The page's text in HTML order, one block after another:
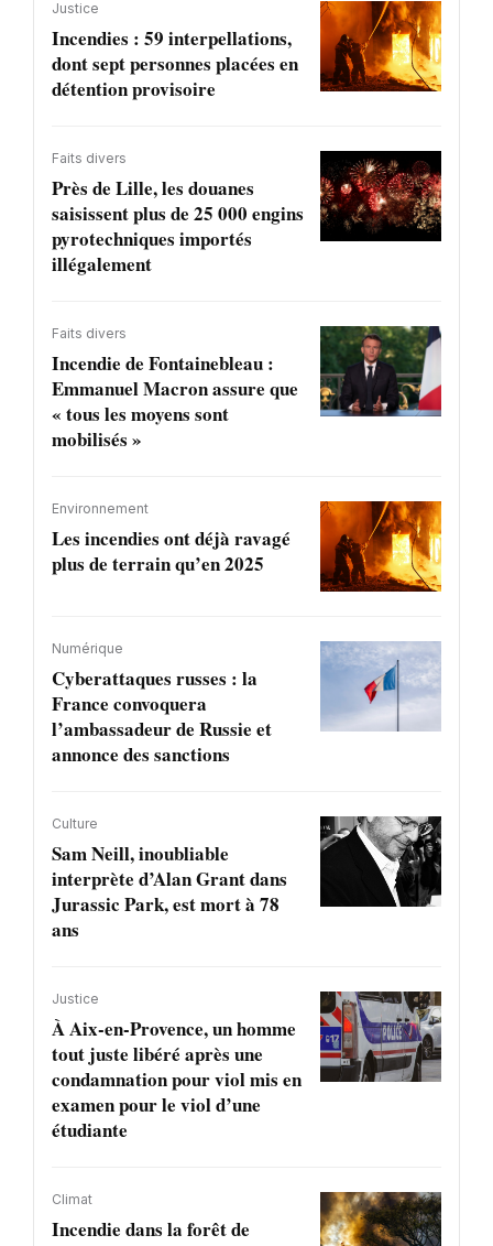
Justice
Incendies : 59 interpellations,
dont sept personnes placées en
détention provisoire
Faits divers
Près de Lille, les douanes
saisissent plus de 25 000 engins
pyrotechniques importés
illégalement
Faits divers
Incendie de Fontainebleau :
Emmanuel Macron assure que
« tous les moyens sont
mobilisés »
Environnement
Les incendies ont déjà ravagé
plus de terrain qu’en 2025
Numérique
Cyberattaques russes : la
France convoquera
l’ambassadeur de Russie et
annonce des sanctions
Culture
Sam Neill, inoubliable
interprète d’Alan Grant dans
Jurassic Park, est mort à 78
ans
Justice
À Aix-en-Provence, un homme
tout juste libéré après une
condamnation pour viol mis en
examen pour le viol d’une
étudiante
Climat
Incendie dans la forêt de